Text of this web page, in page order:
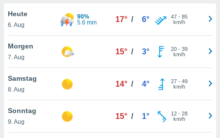
Partner
es uns
Profil zu
Ihnen
Inhalte
Weitere
finden
Heute
6. Aug
90%
5.6 mm
17° / 6° 47- 85
km/h
Morgen
7. Aug
15° / 3° 20- 39
km/h
Samstag
8. Aug
14° / 4° 27- 49
km/h
Sonntag
9. Aug
15° / 1° 12- 28
km/h